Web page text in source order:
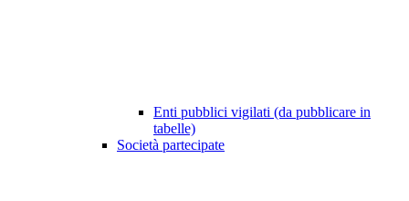
Enti pubblici vigilati (da pubblicare in
tabelle)
Società partecipate